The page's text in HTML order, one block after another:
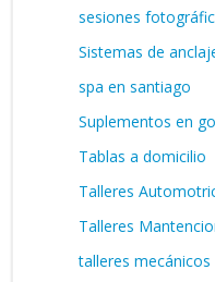
sesiones
Sistemas de
spa en santiago
Suplementos en
Tablas a domicilio
Talleres
Talleres
talleres mecánicos